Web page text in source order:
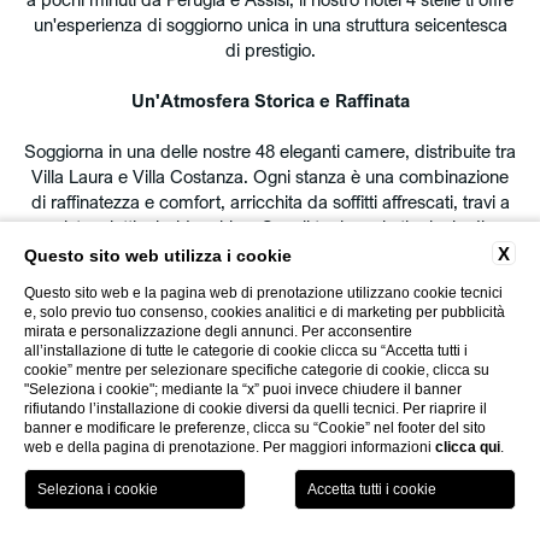
PRENOTA
Modifica/Cancella prenotazione
PRENOTA
un'esperienza di soggiorno unica in una struttura seicentesca
di prestigio.
Un'Atmosfera Storica e Raffinata
Soggiorna in una delle nostre 48 eleganti camere, distribuite tra
Villa Laura e Villa Costanza. Ogni stanza è una combinazione
di raffinatezza e comfort, arricchita da soffitti affrescati, travi a
vista e letti a baldacchino. Scegli tra le varie tipologie di
camere: Classic, Executive, Deluxe, Junior Suite e la splendida
scuola di Francesco Appiani.
Benessere e Relax nella Nostra Biowellness SPA
Rilassati nella nostra Biowellness SPA, aperta 7 giorni su 7. Vivi
momenti indimenticabili e rigeneranti in un ambiente raffinato e
all'avanguardia. La nostra spa offre trattamenti estetici e di
benessere, perfetti per rigenerare corpo e mente. Approfitta
del parcheggio gratuito adiacente all'hotel e dedicati
X
Questo sito web utilizza i cookie
Questo sito web e la pagina web di prenotazione utilizzano cookie tecnici
e, solo previo tuo consenso, cookies analitici e di marketing per pubblicità
mirata e personalizzazione degli annunci. Per acconsentire
all’installazione di tutte le categorie di cookie clicca su “Accetta tutti i
cookie” mentre per selezionare specifiche categorie di cookie, clicca su
"Seleziona i cookie"; mediante la “x” puoi invece chiudere il banner
rifiutando l’installazione di cookie diversi da quelli tecnici. Per riaprire il
banner e modificare le preferenze, clicca su “Cookie” nel footer del sito
web e della pagina di prenotazione. Per maggiori informazioni clicca qui.